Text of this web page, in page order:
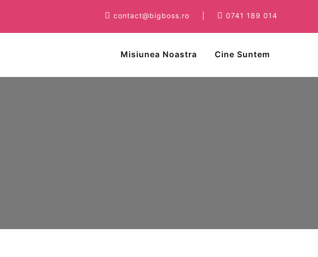
contact@bigboss.ro 0741 189 014
Misiunea Noastra Cine Suntem